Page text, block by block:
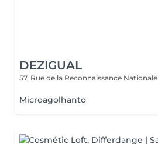
DEZIGUAL
57, Rue de la Reconnaissance Nationale
Microagolhanto